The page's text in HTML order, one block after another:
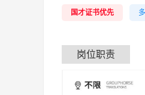
国才证书优先
岗位职责